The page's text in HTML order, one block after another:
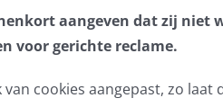
aangeven dat zij niet
voor gerichte reclame.
cookies aangepast, zo laat